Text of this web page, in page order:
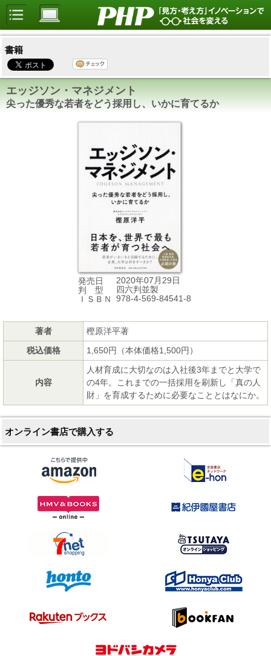
書籍
エッジソン・マネジメント
尖った優秀な若者をどう採用し、いかに育てるか
発売日
2020年07月29日
判 型
四六判並製
ＩＳＢＮ
978-4-569-84541-8
著者
樫原洋平著
税込価格
1,650円（本体価格1,500円）
内容
人材育成に大切なのは入社後3年までと大学で
の4年。これまでの一括採用を刷新し「真の人
財」を育成するために必要なこととはなにか。
オンライン書店で購入する